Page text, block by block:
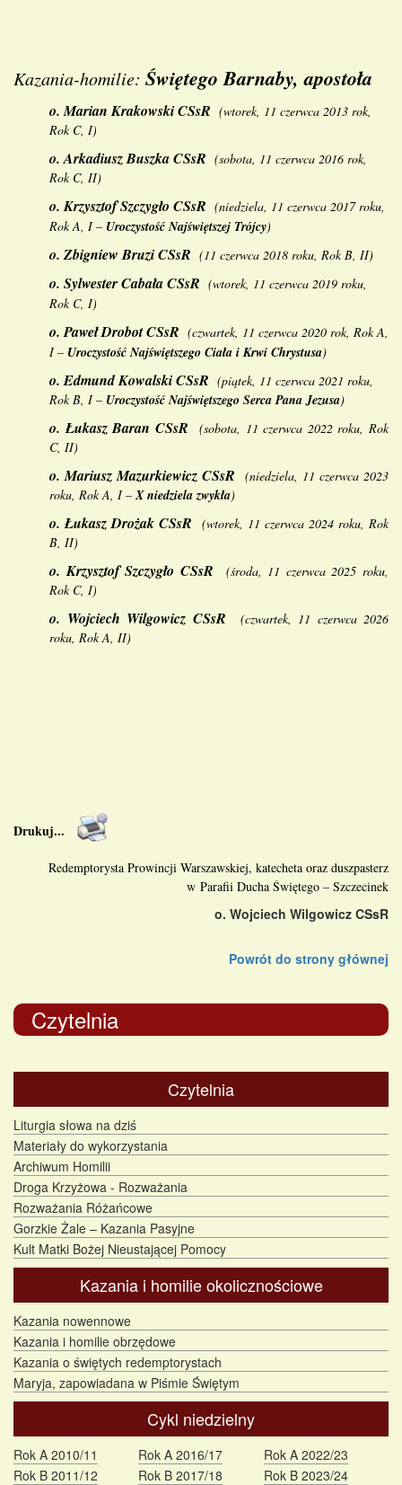
Kazania-homilie: Świętego Barnaby, apostoła
o. Marian Krakowski CSsR (wtorek, 11 czerwca 2013 rok,
Rok C, I)
o.Arkadiusz Buszka CSsR (sobota, 11 czerwca 2016 rok,
Rok C, II)
o.Krzysztof Szczygło CSsR (niedziela, 11 czerwca 2017 roku,
Rok A, I– Uroczystość Najświętszej Trójcy)
o.Zbigniew Bruzi CSsR (11 czerwca 2018 roku, Rok B, II)
o. Sylwester Cabała CSsR (wtorek, 11 czerwca 2019 roku,
Rok C, I)
o.Paweł Drobot CSsR (czwartek, 11 czerwca 2020 rok, Rok A,
I– Uroczystość Najświętszego Ciała i Krwi Chrystusa)
o.Edmund Kowalski CSsR (piątek, 11 czerwca 2021 roku,
Rok B, I– Uroczystość Najświętszego Serca Pana Jezusa)
o.Łukasz Baran CSsR (sobota, 11 czerwca 2022 roku, Rok
C, II)
o.Mariusz Mazurkiewicz CSsR
(niedziela, 11 czerwca 2023
roku, Rok A, I– X niedziela zwykła)
o.Łukasz Drożak CSsR (wtorek, 11 czerwca 2024 roku, Rok
B, II)
o.Krzysztof Szczygło CSsR (środa, 11 czerwca 2025 roku,
Rok C, I)
o. Wojciech Wilgowicz CSsR (czwartek, 11 czerwca 2026
roku, Rok A, II)
Drukuj...
Redemptorysta Prowincji Warszawskiej, katecheta oraz duszpasterz
w Parafii Ducha Świętego – Szczecinek
o. Wojciech Wilgowicz CSsR
Powrót do strony głównej
Czytelnia
Czytelnia
Liturgia słowa na dziś
Materiały do wykorzystania
Archiwum Homilii
Droga Krzyżowa - Rozważania
Rozważania Różańcowe
Gorzkie Żale – Kazania Pasyjne
Kult Matki Bożej Nieustającej Pomocy
Kazania i homilie okolicznościowe
Kazania nowennowe
Kazania i homilie obrzędowe
Kazania o świętych redemptorystach
Maryja, zapowiadana w Piśmie Świętym
Cykl niedzielny
Rok A 2010/11
Rok B 2011/12
Rok A 2016/17
Rok B 2017/18
Rok A 2022/23
Rok B 2023/24